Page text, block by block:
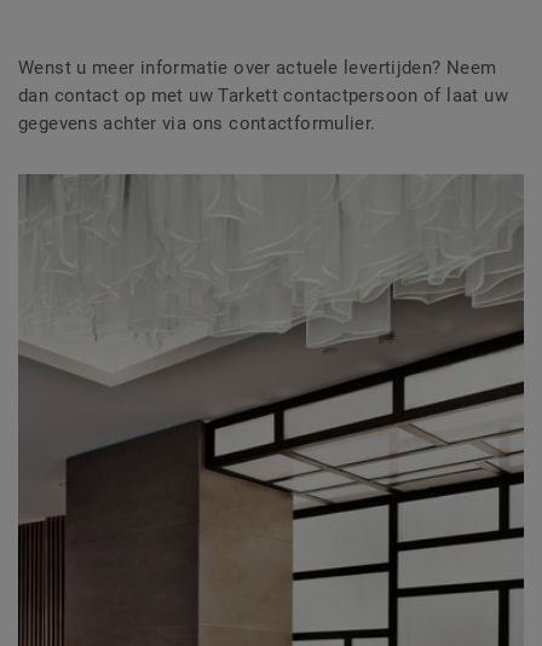
Wenst u meer informatie over actuele levertijden? Neem
dan contact op met uw Tarkett contactpersoon of laat uw
gegevens achter via ons contactformulier.